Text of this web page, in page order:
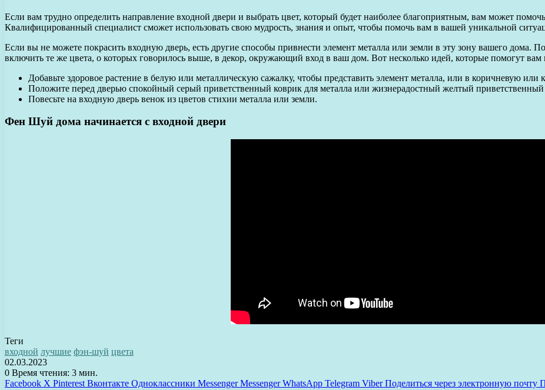
Если вам трудно определить направление входной двери и выбрать цвет, который будет наиболее благоприятным, вам может
Квалифицированный специалист сможет использовать свою мудрость, знания и опыт, чтобы помочь вам в вашей уникальной
Если вы не можете покрасить входную дверь, есть другие способы привнести элемент металла или земли в эту зону вашего дома.
включить те же цвета, о которых говорилось выше, в декор, окружающий вход в ваш дом. Вот несколько идей, которые помогут вам
Добавьте здоровое растение в белую или металлическую сажалку, чтобы представить элемент металла, или в коричневую
Положите перед дверью спокойный серый приветственный коврик для металла или жизнерадостный желтый приветственный
Повесьте на входную дверь венок из цветов стихии металла или земли.
Фен Шуй дома начинается с входной двери
Теги
входной лучшие фэн-шуй цвета
02.03.2023
0 Время чтения: 3 мин.
Facebook X Pinterest Вконтакте Одноклассники Messenger Messenger WhatsApp Telegram Viber Поделиться через электронную почту